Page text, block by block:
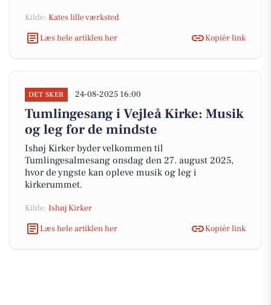
Kilde: Kates lille værksted
Læs hele artiklen her
Kopiér link
DET SKER 24-08-2025 16:00
Tumlingesang i Vejleå Kirke: Musik
og leg for de mindste
Ishøj Kirker byder velkommen til
Tumlingesalmesang onsdag den 27. august 2025,
hvor de yngste kan opleve musik og leg i
kirkerummet.
Kilde: Ishøj Kirker
Læs hele artiklen her
Kopiér link